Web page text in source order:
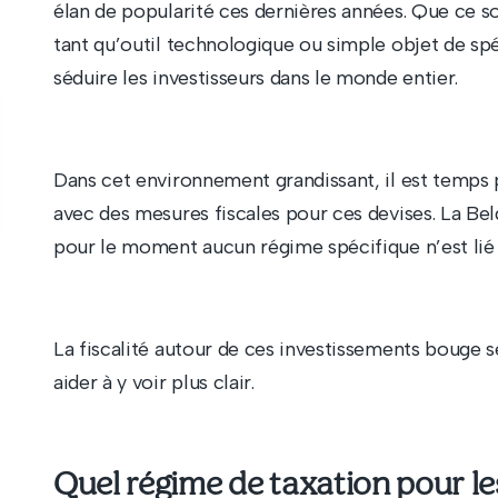
élan de popularité ces dernières années. Que ce
tant qu’outil technologique ou simple objet de
séduire les investisseurs dans le monde entier.
Dans cet environnement grandissant, il est
avec des mesures fiscales pour ces devises. La
pour le moment aucun régime spécifique n’est
La fiscalité autour de ces investissements bouge
aider à y voir plus clair.
Quel régime de taxation pour